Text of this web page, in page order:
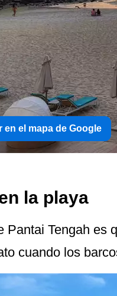
en el mapa de Google
la playa
Pantai Tengah es
cuando los